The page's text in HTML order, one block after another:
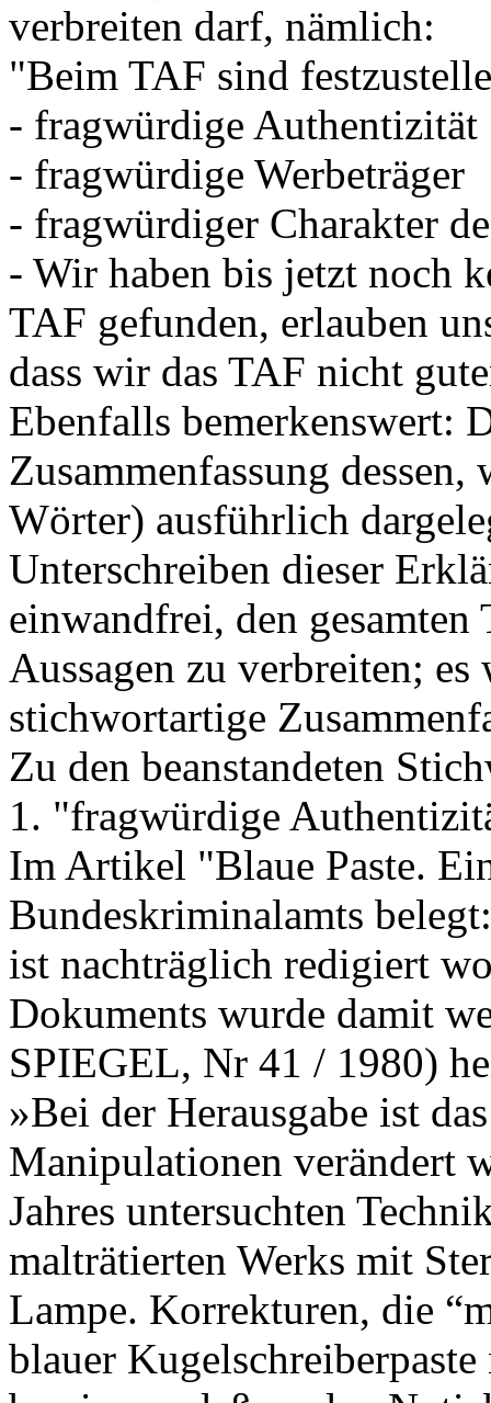
verbreiten darf, nämlich:
"Beim TAF sind
- fragwürdige Authentizität
- fragwürdige Werbeträger
- fragwürdiger Charakter
- Wir haben bis jetzt noch
TAF gefunden, erlauben
dass wir das TAF nicht
Ebenfalls bemerkenswert:
Zusammenfassung
Wörter) ausführlich
Unterschreiben dieser
einwandfrei, den gesamten
Aussagen zu verbreiten;
stichwortartige
Zu den beanstandeten
1. "fragwürdige
Im Artikel "Blaue Paste.
Bundeskriminalamts
ist nachträglich redigiert
Dokuments wurde damit
SPIEGEL, Nr 41 / 1980)
»Bei der Herausgabe ist
Manipulationen verändert
Jahres untersuchten
malträtierten Werks mit
Lampe. Korrekturen, die
blauer